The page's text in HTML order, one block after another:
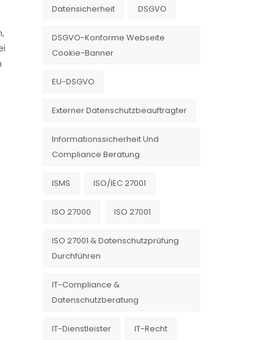
Datensicherheit DSGVO
DSGVO-Konforme Webseite
Cookie-Banner
EU-DSGVO
Externer Datenschutzbeauftragter
Informationssicherheit Und
Compliance Beratung
ISMS ISO/IEC 27001
ISO 27000 ISO 27001
ISO 27001 & Datenschutzprüfung
Durchführen
IT-Compliance &
Datenschutzberatung
IT-Dienstleister IT-Recht